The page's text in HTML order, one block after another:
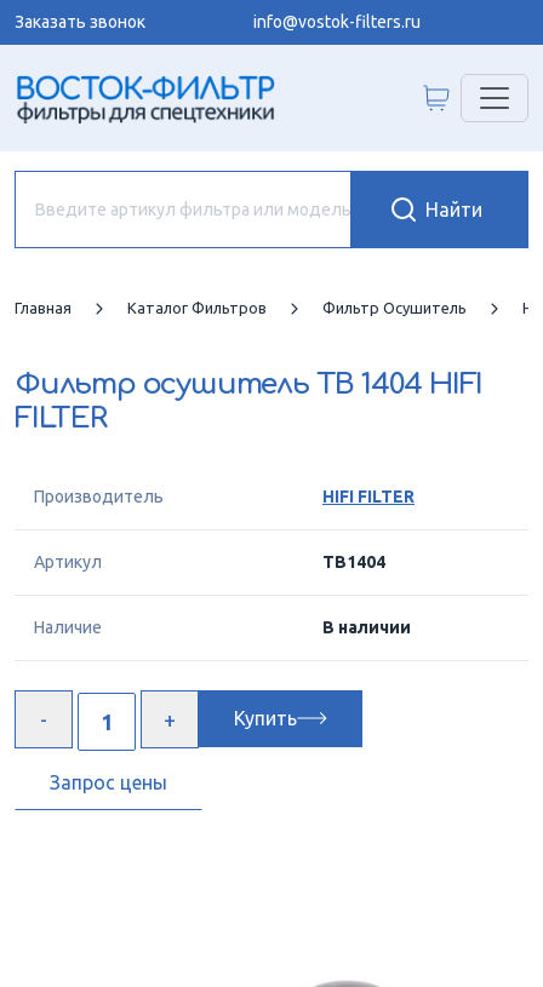
Заказать звонок info@vostok-filters.ru
Главная Каталог Фильтров Фильтр Осушитель
Фильтр осушитель TB 1404 HIFI
FILTER
Производитель HIFI FILTER
Артикул TB1404
Наличие В наличии
Купить
Запрос цены